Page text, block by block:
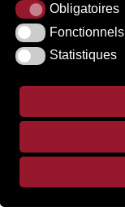
Obligatoires
Fonctionnels
Statistiques